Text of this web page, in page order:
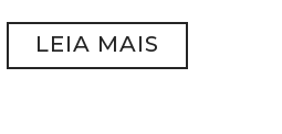
LEIA MAIS